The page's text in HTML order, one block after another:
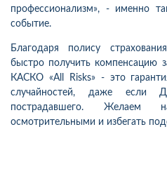
профессионализм», - именно
событие.
Благодаря полису
быстро получить компенсацию
КАСКО «All Risks» - это
случайностей, даже
пострадавшего. Желаем
осмотрительными и избегать